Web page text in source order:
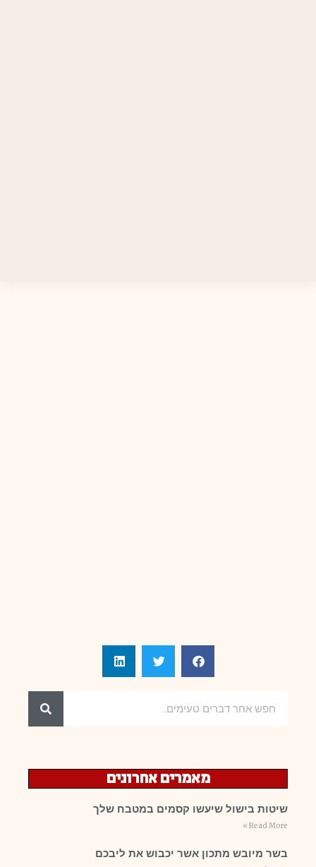
מאמרים אחרונים
שיטות בישול שיעשו קסמים במטבח שלך
Read More »
בשר מיובש מתכון אשר יכבוש את ליבכם